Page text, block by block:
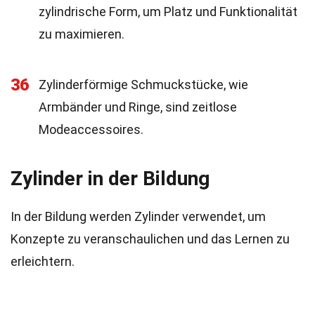
zylindrische Form, um Platz und Funktionalität
zu maximieren.
36
Zylinderförmige Schmuckstücke, wie
Armbänder und Ringe, sind zeitlose
Modeaccessoires.
Zylinder in der Bildung
In der Bildung werden Zylinder verwendet, um
Konzepte zu veranschaulichen und das Lernen zu
erleichtern.